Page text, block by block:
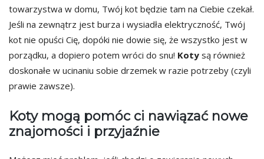
towarzystwa w domu, Twój kot będzie tam na Ciebie czekał.
Jeśli na zewnątrz jest burza i wysiadła elektryczność, Twój
kot nie opuści Cię, dopóki nie dowie się, że wszystko jest w
porządku, a dopiero potem wróci do snu! Koty są również
doskonałe w ucinaniu sobie drzemek w razie potrzeby (czyli
prawie zawsze).
Koty mogą pomóc ci nawiązać nowe
znajomości i przyjaźnie